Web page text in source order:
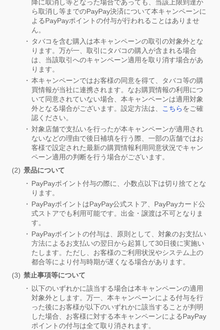
降に取消し等となった場合であっても、当該上限到達か
ら取消し等までのPayPay決済について本キャンペーンに
よるPayPayポイントの付与が行われることはありませ
ん。
タバコを含む購入は本キャンペーンの取引の対象外とな
ります。万が一、取引にタバコの購入が含まれる場合
は、当該取引へのキャンペーン適用を取り消す場合があ
ります。
本キャンペーンではお客様の同意を得て、タバコ等の購
買情報が当社に連携されます。なお購買情報の利用につ
いて同意されていない場合、本キャンペーンは適用対象
外となる場合がございます。設定方法は、
こちらをご確
認ください。
対象店舗で支払いを行ったが本キャンペーンが適用され
ないなどの理由で後日補填を行う際、一部の店舗ではお
客様で設定された最新の購買情報利用同意状況でキャン
ペーン適用の判断を行う場合がございます。
景品について
PayPayポイント付与の際に、小数点以下は切り捨てとな
ります。
PayPayポイントはPayPay公式ストア、PayPayカード公
式ストアでも利用可能です。出金・譲渡は不可となりま
す。
PayPayポイントの付与は、原則として、対象のお支払い
方法によるお支払いの翌日から起算して30日後に実施い
たします。ただし、お客様のご利用状況やシステム上の
都合等により付与時期が遅くなる場合があります。
禁止事項等について
以下のいずれかに該当する場合は本キャンペーンの適用
対象外とします。万一、本キャンペーンによる付与を行
った後にお客様が以下のいずれかに該当することが判明
した場合、お客様に対する本キャンペーンによるPayPay
ポイントの付与は全て取り消されます。